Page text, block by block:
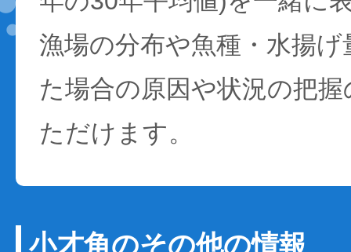
漁場の分布や魚種・水揚
た場合の原因や状況の把
ただけます。
小才角のその他の情報